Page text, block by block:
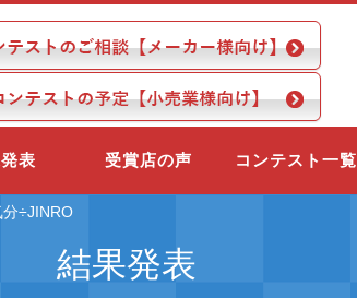
表 受賞店の声 コンテスト一覧
÷JINRO
結果発表